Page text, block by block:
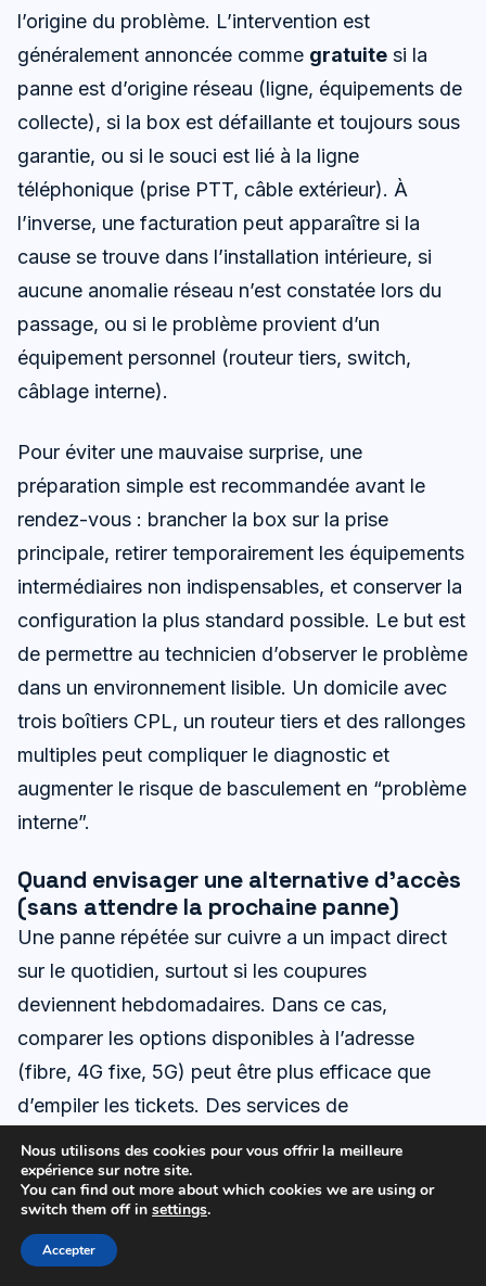
l’origine du problème. L’intervention est
généralement annoncée comme gratuite si la
panne est d’origine réseau (ligne, équipements de
collecte), si la box est défaillante et toujours sous
garantie, ou si le souci est lié à la ligne
téléphonique (prise PTT, câble extérieur). À
l’inverse, une facturation peut apparaître si la
cause se trouve dans l’installation intérieure, si
aucune anomalie réseau n’est constatée lors du
passage, ou si le problème provient d’un
équipement personnel (routeur tiers, switch,
câblage interne).
Pour éviter une mauvaise surprise, une
préparation simple est recommandée avant le
rendez-vous : brancher la box sur la prise
principale, retirer temporairement les équipements
intermédiaires non indispensables, et conserver la
configuration la plus standard possible. Le but est
de permettre au technicien d’observer le problème
dans un environnement lisible. Un domicile avec
trois boîtiers CPL, un routeur tiers et des rallonges
multiples peut compliquer le diagnostic et
augmenter le risque de basculement en “problème
interne”.
Quand envisager une alternative d’accès
(sans attendre la prochaine panne)
Une panne répétée sur cuivre a un impact direct
sur le quotidien, surtout si les coupures
deviennent hebdomadaires. Dans ce cas,
comparer les options disponibles à l’adresse
(fibre, 4G fixe, 5G) peut être plus efficace que
d’empiler les tickets. Des services de
comparaison d’offres existent et certains sont
annoncés comme accessibles
avecservice gratuitet
qui permet de vérifier rapidement la faisabilité
d’une migration. Cette démarche n’annule pas le
Nous utilisons des cookies pour vous offrir la meilleure
expérience sur notre site.
You can find out more about which cookies we are using or
switch them off in settings.
Accepter